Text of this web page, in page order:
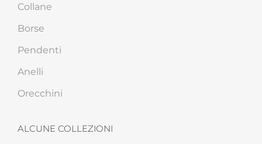
Collane
Borse
Pendenti
Anelli
Orecchini
ALCUNE COLLEZIONI